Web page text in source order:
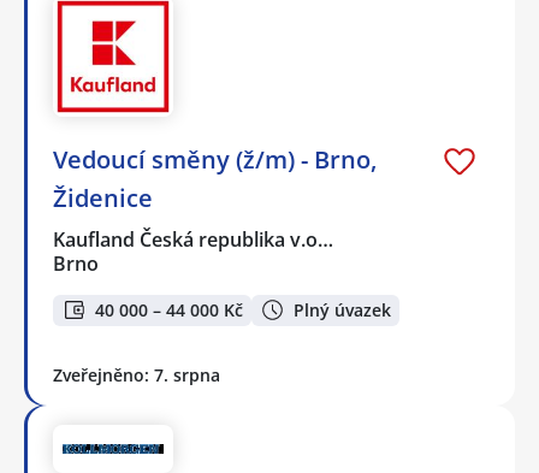
Vedoucí směny (ž/m) - Brno,
Židenice
Kaufland Česká republika v.o…
Brno
40 000 – 44 000 Kč Plný úvazek
Zveřejněno: 7. srpna